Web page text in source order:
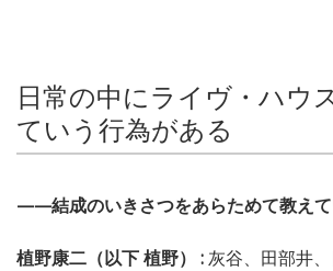
日常の中にライヴ・ハウ
ていう行為がある
——結成のいきさつをあらためて教えて
植野康二（以下 植野） : 灰谷、田部井